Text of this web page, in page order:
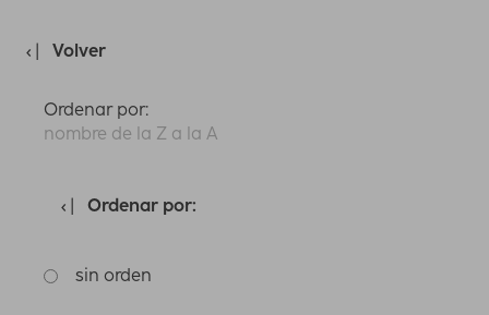
Volver
Ordenar por:
nombre de la Z a la A
Ordenar por:
sin orden